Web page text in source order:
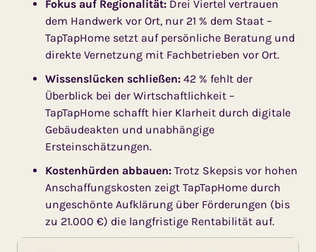
Fokus auf Regionalität: Drei Viertel vertrauen
dem Handwerk vor Ort, nur 21 % dem Staat –
TapTapHome setzt auf persönliche Beratung und
direkte Vernetzung mit Fachbetrieben vor Ort.
Wissenslücken schließen: 42 % fehlt der
Überblick bei der Wirtschaftlichkeit –
TapTapHome schafft hier Klarheit durch digitale
Gebäudeakten und unabhängige
Ersteinschätzungen.
Kostenhürden abbauen: Trotz Skepsis vor hohen
Anschaffungskosten zeigt TapTapHome durch
ungeschönte Aufklärung über Förderungen (bis
zu 21.000 €) die langfristige Rentabilität auf.